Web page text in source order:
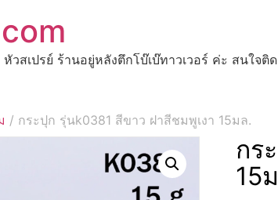
เปรย์ ร้านอยู่หลังตึกโบ๊เบ๊ทาวเวอร์ ค่ะ สนใจ
/ กระปุก รุ่นk0381 สีขาว ฝาสีชมพูเงา 15มล.
กร
15